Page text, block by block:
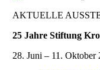
AKTUELLE
25 Jahre Stiftung
28. Juni – 11. Oktober